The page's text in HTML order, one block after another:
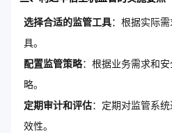
选择合适的监管工具：根据实际
具。
配置监管策略：根据业务需求和
略。
定期审计和评估：定期对监管系
效性。